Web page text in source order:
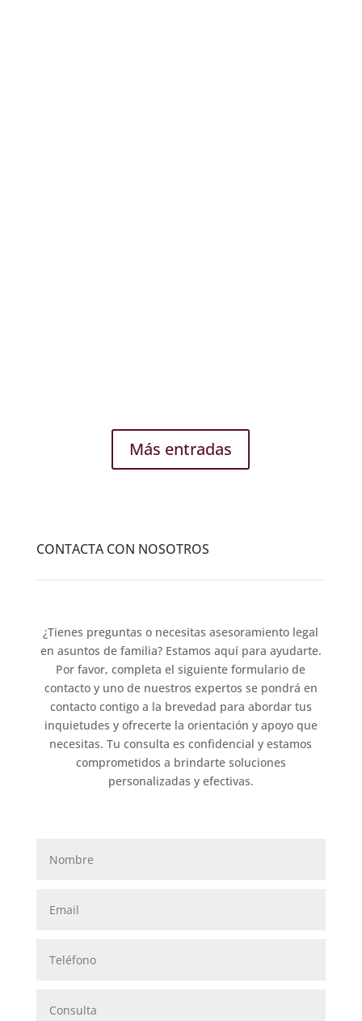
Más entradas
CONTACTA CON NOSOTROS
¿Tienes preguntas o necesitas asesoramiento legal
en asuntos de familia? Estamos aquí para ayudarte.
Por favor, completa el siguiente formulario de
contacto y uno de nuestros expertos se pondrá en
contacto contigo a la brevedad para abordar tus
inquietudes y ofrecerte la orientación y apoyo que
necesitas. Tu consulta es confidencial y estamos
comprometidos a brindarte soluciones
personalizadas y efectivas.